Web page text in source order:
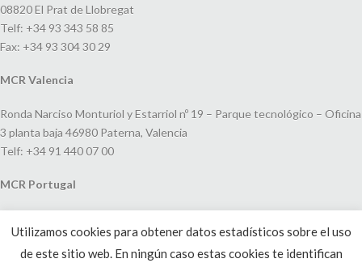
08820 El Prat de Llobregat
Telf: +34 93 343 58 85
Fax: +34 93 304 30 29
MCR Valencia
Ronda Narciso Monturiol y Estarriol nº 19 – Parque tecnológico – Oficina
3 planta baja 46980 Paterna, Valencia
Telf: +34 91 440 07 00
MCR Portugal
João V, 24
1250-091 Lisboa, Portugal
Utilizamos cookies para obtener datos estadísticos sobre el uso
de este sitio web. En ningún caso estas cookies te identifican